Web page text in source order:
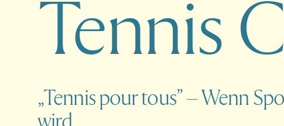
Tennis C
„Tennis pour tous” – Wenn